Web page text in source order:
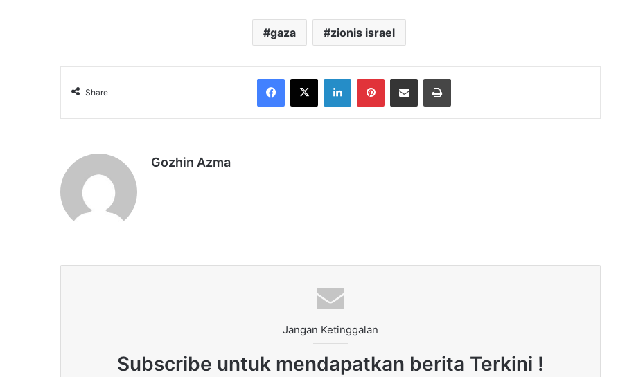
gaza zionis israel
Share
Facebook
X LinkedInPinterestShare via Email Print
Gozhin Azma
Jangan Ketinggalan
Subscribe untuk mendapatkan berita Terkini !